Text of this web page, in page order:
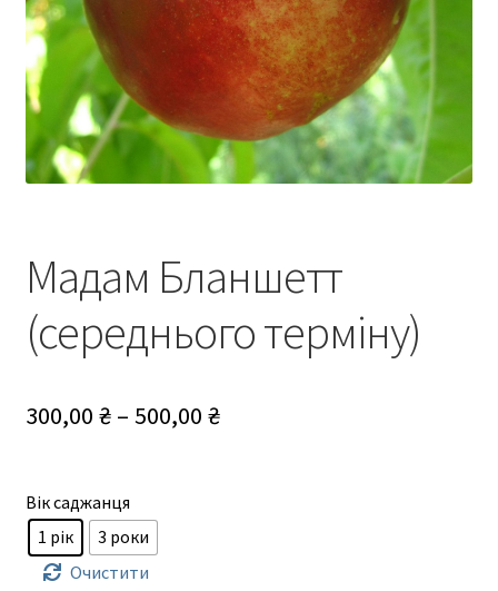
Мадам Бланшетт
(середнього терміну)
300,00 ₴ – 500,00 ₴Діапазон
Вік саджанця
1 рік
3 роки
Очистити